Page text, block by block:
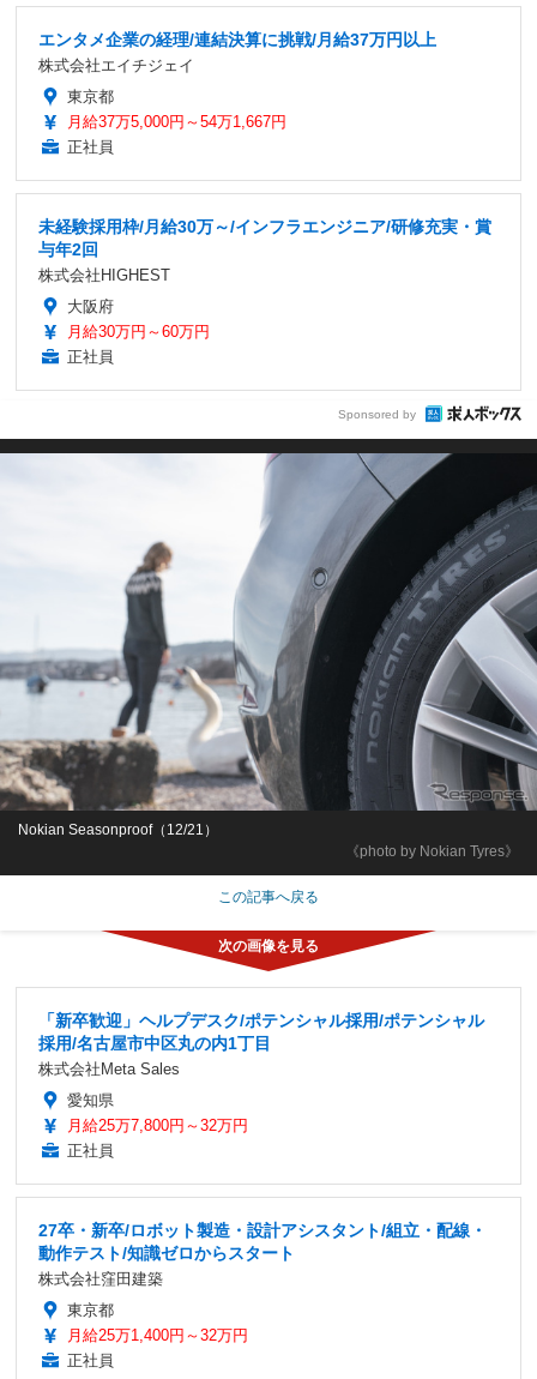
エンタメ企業の経理/連結決算に挑戦/月給37万円以上
株式会社エイチジェイ
東京都
月給37万5,000円～54万1,667円
正社員
未経験採用枠/月給30万～/インフラエンジニア/研修充実・賞
与年2回
株式会社HIGHEST
大阪府
月給30万円～60万円
正社員
Sponsored by
《photo by Nokian Tyres》
Nokian Seasonproof（12/21）
この記事へ戻る
「新卒歓迎」ヘルプデスク/ポテンシャル採用/ポテンシャル
採用/名古屋市中区丸の内1丁目
株式会社Meta Sales
愛知県
月給25万7,800円～32万円
正社員
27卒・新卒/ロボット製造・設計アシスタント/組立・配線・
動作テスト/知識ゼロからスタート
株式会社窪田建築
東京都
月給25万1,400円～32万円
正社員